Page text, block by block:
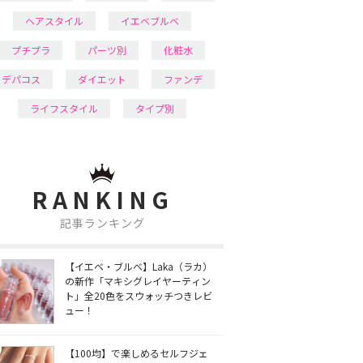
ヘアスタイル イエベブルベ
プチプラ パーツ別 化粧水
デパコス ダイエット ファンデ
ライフスタイル タイプ別
RANKING
記事ランキング
【イエベ・ブルベ】Laka（ラカ）
の新作「マキシグレイヤーティン
ト」全20色をスウォッチつきレビ
ュー！
【100均】で楽しめるセルフジェ